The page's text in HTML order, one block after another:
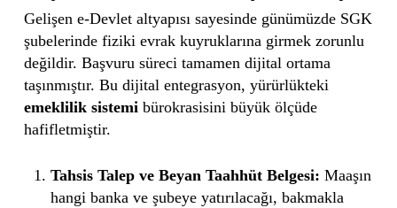
Gelişen e-Devlet altyapısı sayesinde günümüzde SGK
şubelerinde fiziki evrak kuyruklarına girmek zorunlu
değildir. Başvuru süreci tamamen dijital ortama
taşınmıştır. Bu dijital entegrasyon, yürürlükteki
emeklilik sistemibürokrasisini büyük ölçüde
hafifletmiştir.
Tahsis Talep ve Beyan Taahhüt Belgesi: Maaşın
hangi banka ve şubeye yatırılacağı, bakmakla